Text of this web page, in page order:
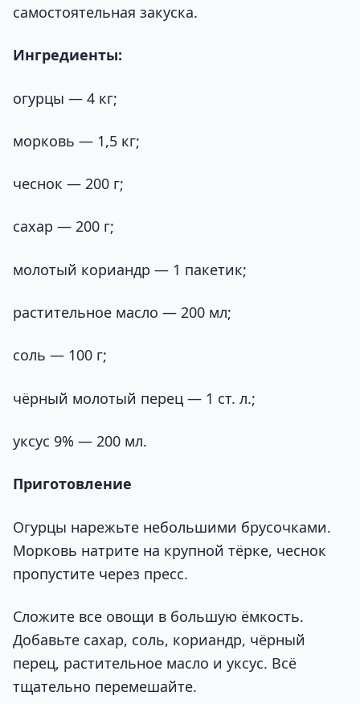
самостоятельная закуска.
Ингредиенты:
огурцы — 4 кг;
морковь — 1,5 кг;
чеснок — 200 г;
сахар — 200 г;
молотый кориандр — 1 пакетик;
растительное масло — 200 мл;
соль — 100 г;
чёрный молотый перец — 1 ст. л.;
уксус 9% — 200 мл.
Приготовление
Огурцы нарежьте небольшими брусочками.
Морковь натрите на крупной тёрке, чеснок
пропустите через пресс.
Сложите все овощи в большую ёмкость.
Добавьте сахар, соль, кориандр, чёрный
перец, растительное масло и уксус. Всё
тщательно перемешайте.